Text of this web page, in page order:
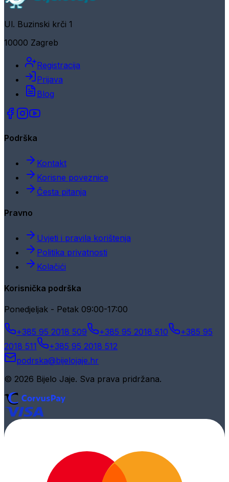
Ul. Buzinski krči 1
10000 Zagreb
Registracija
Prijava
Blog
Podrška
Kontakt
Korisne poveznice
Česta pitanja
Pravno
Uvjeti i pravila korištenja
Politika privatnosti
Kolačići
Korisnička podrška
Ponedjeljak - Petak 09:00-17:00
+385 95 2018 509 +385 95 2018 510
+385 95
2018 511
+385 95 2018 512
podrska@bijelojaje.hr
© 2026 Bijelo Jaje. Sva prava pridržana.